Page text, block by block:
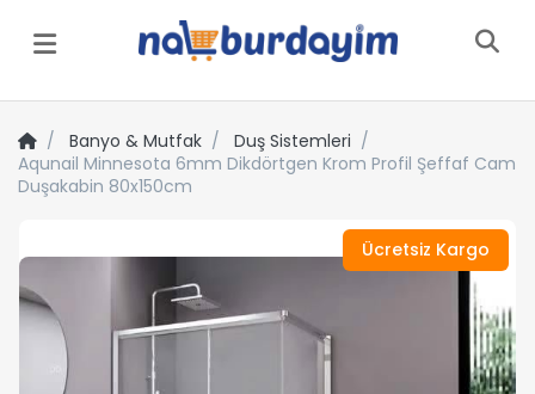
Menü
Banyo & Mutfak
Duş Sistemleri
Aqunail Minnesota 6mm Dikdörtgen Krom Profil Şeffaf Cam
Duşakabin 80x150cm
Ücretsiz Kargo